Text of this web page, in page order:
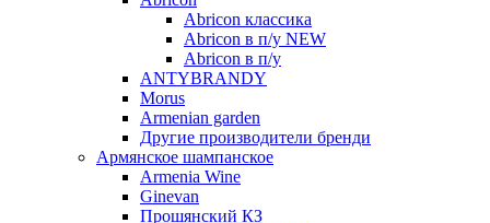
Abricon классика
Abricon в п/у NEW
Abricon в п/у
ANTYBRANDY
Morus
Armenian garden
Другие производители бренди
Армянское шампанское
Armenia Wine
Ginevan
Прошянский КЗ